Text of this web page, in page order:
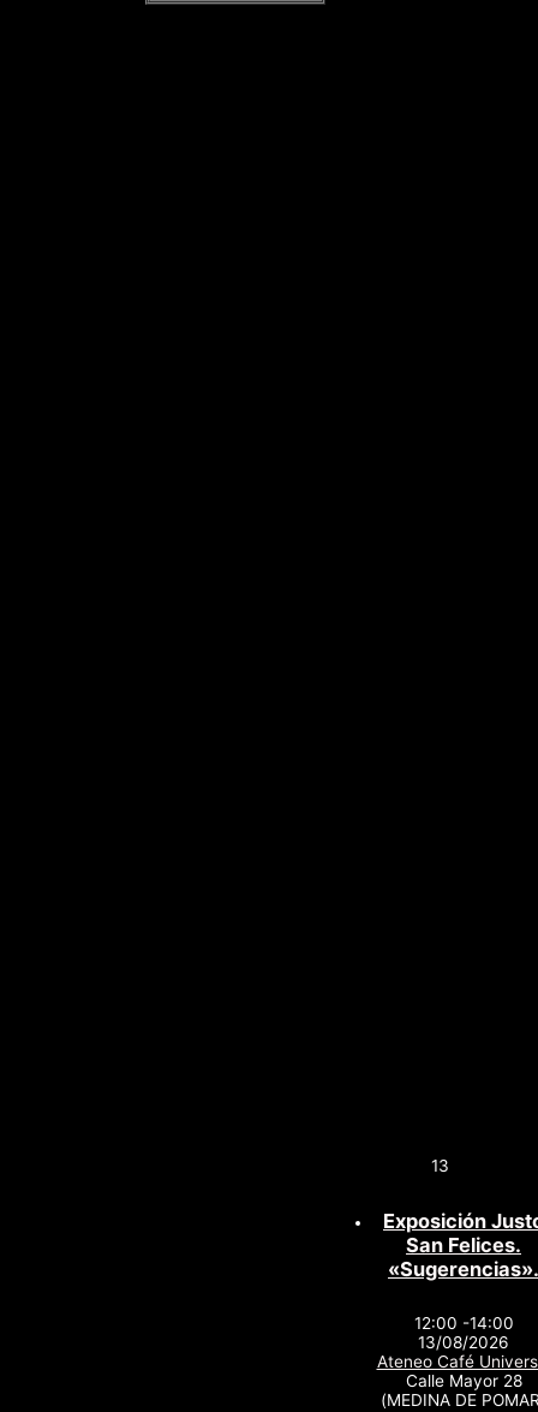
13
Exposición
San Felices.
«Sugerencias».
12:00 -14:00
13/08/2026
Ateneo Café
Calle Mayor 28
(MEDINA DE